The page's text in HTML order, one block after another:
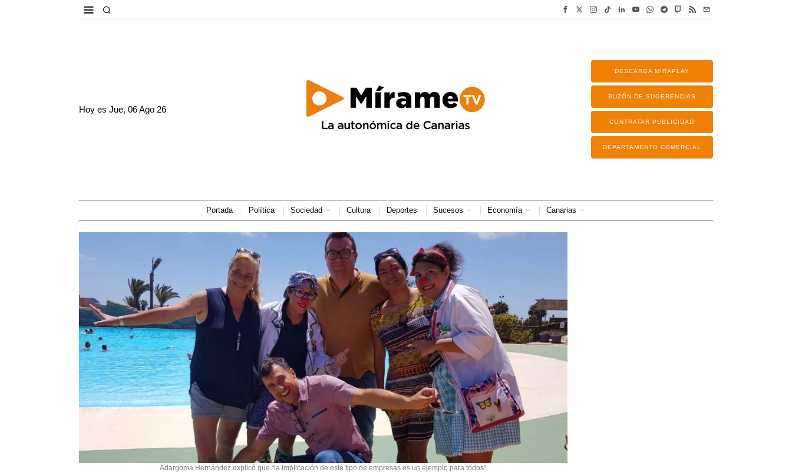
Hoy esJue, 06 Ago 26
DESCARGA MIRAPLAY
BUZÓN DE SUGERENCIAS
CONTRATAR PUBLICIDAD
DEPARTAMENTO COMERCIAL
Portada Política Sociedad Cultura Deportes Sucesos Economía Canarias
Adargoma Hernández explicó que “la implicación de este tipo de empresas es un ejemplo para todos"